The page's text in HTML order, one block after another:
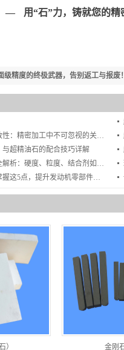
用“石”力，铸就您的精
级精度的终极武器，告别返工与报废！
油石质量检测与批次一致性：精密加工中不可忽视的关键环节
超精油石的配合技巧详解
金刚石油石选型与应用全解析：硬度、粒度、结合剂如何匹配？
曲轴抛光油石怎么选？掌握这5点，提升发动机零部件表面质量
） 金刚